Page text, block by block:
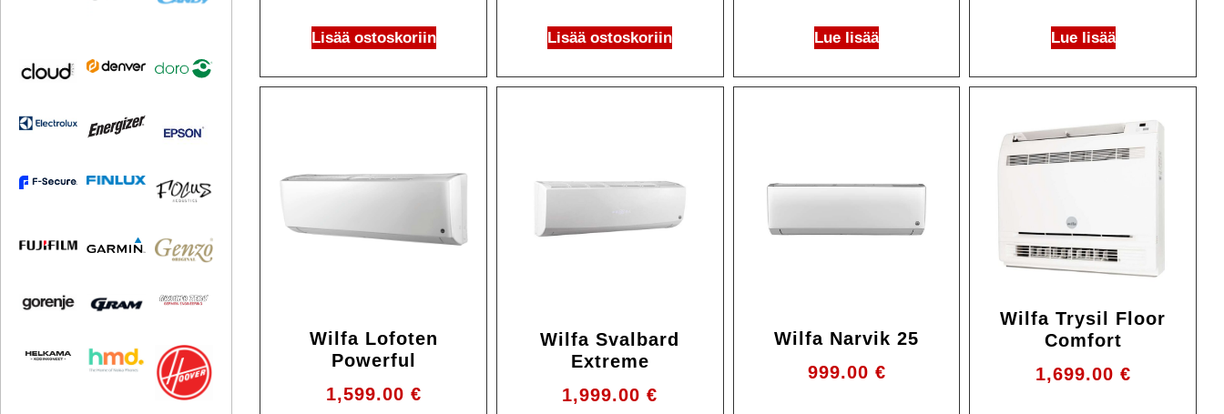
Lisää ostoskoriin Lisää ostoskoriin Lue lisää Lue lisää
Wilfa Lofoten
Powerful
1,599.00 €
Wilfa Svalbard
Extreme
1,999.00€
Wilfa Narvik 25
999.00 €
Wilfa Trysil Floor
Comfort
1,699.00 €